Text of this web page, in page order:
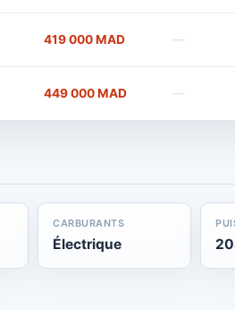
419 000 MAD —
449 000 MAD —
CARBURANTS
Électrique